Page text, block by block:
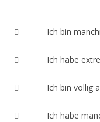
 Ich bin
 Ich habe
 Ich bin völlig
 Ich habe